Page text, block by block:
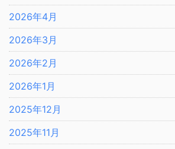
2026年4月
2026年3月
2026年2月
2026年1月
2025年12月
2025年11月